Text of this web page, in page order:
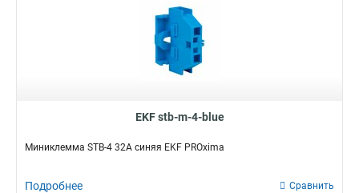
EKF stb-m-4-blue
Миниклемма STB-4 32A синяя EKF PROxima
Подробнее Сравнить